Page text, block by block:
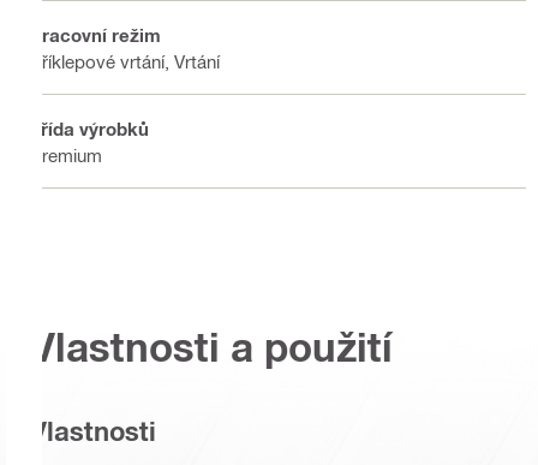
Pracovní režim
Příklepové vrtání, Vrtání
Třída výrobků
Premium
Vlastnosti a použití
Vlastnosti